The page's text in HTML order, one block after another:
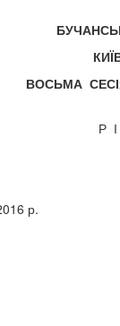
ВОСЬМА
Р